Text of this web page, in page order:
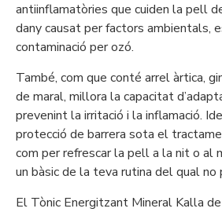
antiinflamatòries que cuiden la pell
dany causat per factors ambientals,
contaminació per ozó.
També, com que conté arrel àrtica,
de maral, millora la capacitat
prevenint la irritació i la inflamació.
protecció de barrera sota el
com per refrescar la pell a la nit o al
un bàsic de la teva rutina del qual no
El Tònic Energitzant Mineral Kalla